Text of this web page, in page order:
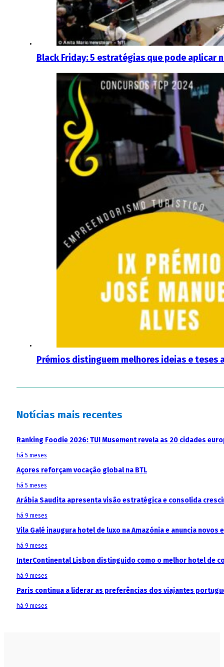
Black Friday: 5 estratégias que pode aplicar
Prémios distinguem melhores ideias e teses
Notícias mais recentes
Ranking Foodie 2026: TUI Musement revela as 20 cidades
há 5 meses
Açores reforçam vocação global na BTL
há 5 meses
Arábia Saudita apresenta visão estratégica e consolida
há 9 meses
Vila Galé inaugura hotel de luxo na Amazónia e anuncia
há 9 meses
InterContinental Lisbon distinguido como o melhor hotel de
há 9 meses
Paris continua a liderar as preferências dos viajantes
há 9 meses